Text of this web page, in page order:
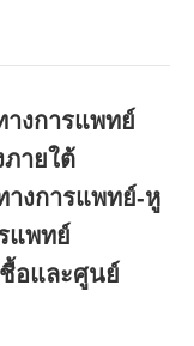
งการแพทย์
ภายใต้
างการแพทย์-หู
แพทย์
อและศูนย์